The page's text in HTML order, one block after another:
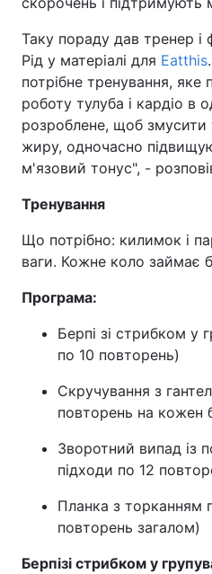
Таку пораду дав тренер і
Рід у матеріалі для Eatthis
потрібне тренування, яке
роботу тулуба і кардіо в
розроблене, щоб змусити
жиру, одночасно
м'язовий тонус", -
Тренування
Що потрібно: килимок і
ваги. Кожне коло займає
Програма:
Берпі зі стрибком у
по 10 повторень)
Скручування з
повторень на кожен
Зворотний випад із
підходи по 12
Планка з торканням
повторень загалом)
Берпізі стрибком у